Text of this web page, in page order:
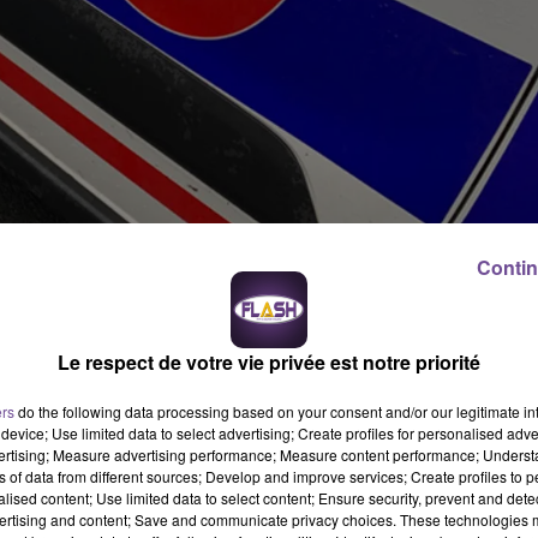
routiers liés à l’alcool et au non-respect du couvre-feu ces
13 juin à 1 heure du matin, de prendre la voiture
6 heures du matin.
Nationale a décidé de procéder au contrôle de cette
Le respect de votre vie privée est notre priorité
do the following data processing based on your consent and/or our legitimate
Use limited data to select advertising; Create profiles for personalised
Measure advertising performance; Measure content performance;
of data from different sources; Develop and improve services; Create profiles to
content; Use limited data to select content; Ensure security, prevent and
and content; Save and communicate privacy choices. These technologies